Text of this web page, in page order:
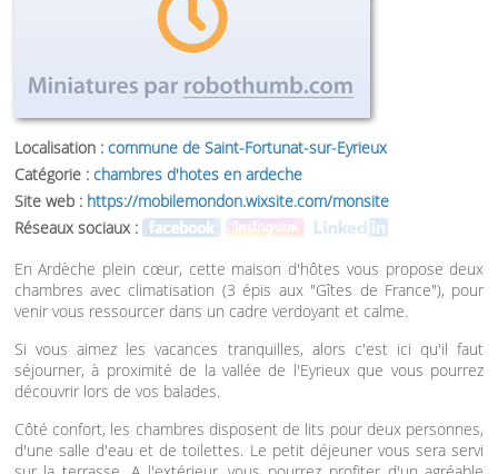
Localisation : commune de Saint-Fortunat-sur-Eyrieux
Catégorie : chambres d'hotes en ardeche
Site web : https://mobilemondon.wixsite.com/monsite
Réseaux sociaux :
En Ardèche plein cœur, cette maison d'hôtes vous propose deux
chambres avec climatisation (3 épis aux "Gîtes de France"), pour
venir vous ressourcer dans un cadre verdoyant et calme.
Si vous aimez les vacances tranquilles, alors c'est ici qu'il faut
séjourner, à proximité de la vallée de l'Eyrieux que vous pourrez
découvrir lors de vos balades.
Côté confort, les chambres disposent de lits pour deux personnes,
d'une salle d'eau et de toilettes. Le petit déjeuner vous sera servi